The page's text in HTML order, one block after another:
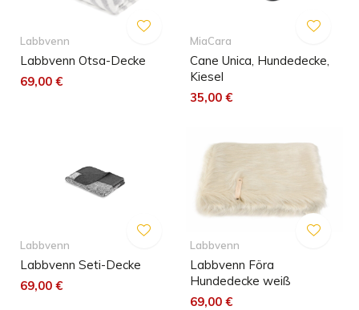
Labbvenn
Labbvenn Otsa-Decke
69,00 €
MiaCara
Cane Unica, Hundedecke,
Kiesel
35,00 €
Labbvenn
Labbvenn Seti-Decke
69,00 €
Labbvenn
Labbvenn Föra
Hundedecke weiß
69,00 €